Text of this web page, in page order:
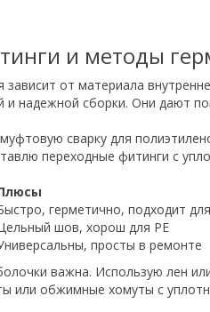
и методы
от материала
и надежной сборки. Они дают
сварку для
переходные фитинги с
герметично, подходит
шов, хорош для PE
просты в ремонте
важна. Использую лен
или обжимные хомуты с